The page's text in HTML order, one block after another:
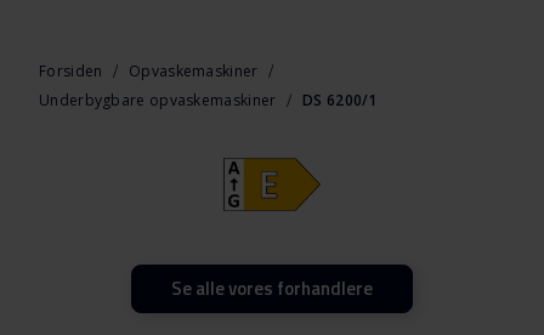
Forsiden
Opvaskemaskiner
Underbygbare opvaskemaskiner
DS 6200/1
Se alle vores forhandlere